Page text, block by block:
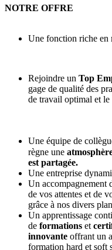
NOTRE OFFRE
Une fonction riche en
Rejoindre un Top
gage de qualité des
de travail optimal et le
Une équipe de
règne une
est partagée.
Une entreprise
Un accompagnement
de vos attentes et de
grâce à nos divers
Un apprentissage
de formations et
innovante offrant un
formation hard et soft